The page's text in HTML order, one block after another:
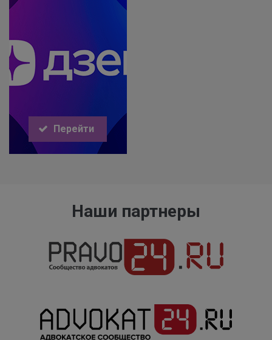
Перейти
Наши партнеры